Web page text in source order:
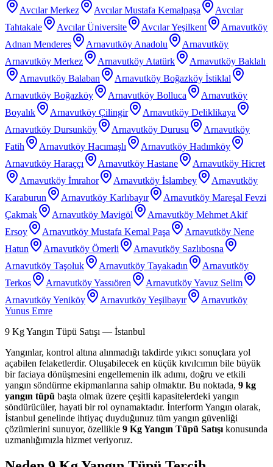
Avcılar Merkez Avcılar Mustafa Kemalpaşa
Avcılar
Tahtakale
Avcılar Üniversite Avcılar Yeşilkent
Arnavutköy
Adnan Menderes
Arnavutköy Anadolu
Arnavutköy
Arnavutköy Merkez
Arnavutköy Atatürk
Arnavutköy Baklalı
Arnavutköy Balaban
Arnavutköy Boğazköy İstiklal
Arnavutköy Boğazköy
Arnavutköy Bolluca
Arnavutköy
Boyalık
Arnavutköy Çilingir
Arnavutköy Deliklikaya
Arnavutköy Dursunköy
Arnavutköy Durusu
Arnavutköy
Fatih
Arnavutköy Hacımaşlı
Arnavutköy Hadımköy
Arnavutköy Haraççı
Arnavutköy Hastane
Arnavutköy Hicret
Arnavutköy İmrahor
Arnavutköy İslambey
Arnavutköy
Karaburun
Arnavutköy Karlıbayır
Arnavutköy Mareşal Fevzi
Çakmak
Arnavutköy Mavigöl
Arnavutköy Mehmet Akif
Ersoy
Arnavutköy Mustafa Kemal Paşa
Arnavutköy Nene
Hatun
Arnavutköy Ömerli
Arnavutköy Sazlıbosna
Arnavutköy Taşoluk
Arnavutköy Tayakadın
Arnavutköy
Terkos
Arnavutköy Yassıören
Arnavutköy Yavuz Selim
Arnavutköy Yeniköy
Arnavutköy Yeşilbayır
Arnavutköy
Yunus Emre
9 Kg Yangın Tüpü Satışı — İstanbul
Yangınlar, kontrol altına alınmadığı takdirde yıkıcı sonuçlara yol
açabilen felaketlerdir. Oluşabilecek en küçük kıvılcımın bile büyük
bir faciaya dönüşmesini engellemenin ilk adımı, doğru ve etkili
yangın söndürme ekipmanlarına sahip olmaktır. Bu noktada, 9 kg
yangın tüpü başta olmak üzere çeşitli kapasitelerdeki yangın
söndürücüler, hayati bir rol oynamaktadır. İnterform Yangın olarak,
İstanbul genelinde ihtiyaç duyduğunuz tüm yangın güvenliği
çözümlerini sunuyor, özellikle 9 Kg Yangın Tüpü Satışıkonusunda
uzmanlığımızla hizmet veriyoruz.